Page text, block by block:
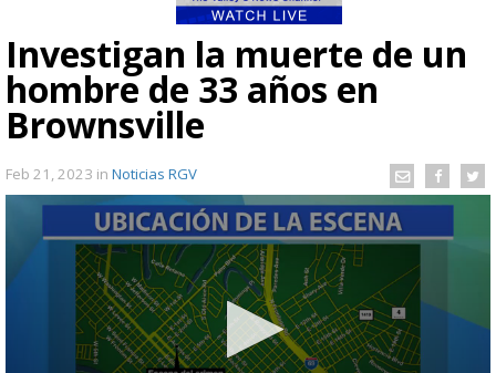
Investigan la muerte de un
hombre de 33 años en
Brownsville
Feb 21, 2023 in Noticias RGV